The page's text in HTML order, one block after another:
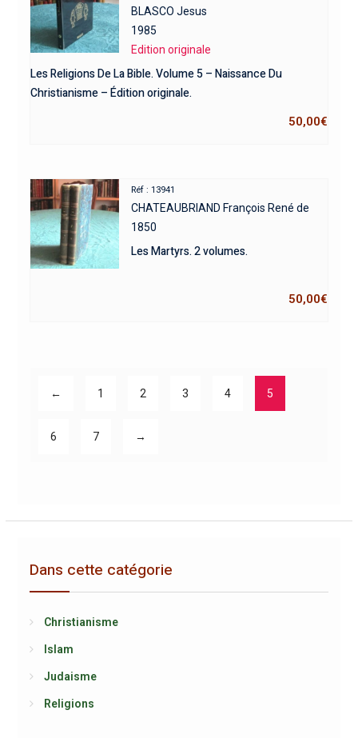
BLASCO Jesus
1985
Edition originale
Les Religions De La Bible. Volume 5 – Naissance Du
Christianisme – Édition originale.
50,00€
Réf : 13941
CHATEAUBRIAND François René de
1850
Les Martyrs. 2 volumes.
50,00€
← 1 2 3 4 5
6 7 →
Dans cette catégorie
Christianisme
Islam
Judaisme
Religions